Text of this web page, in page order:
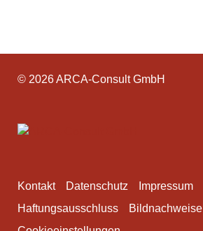
© 2026 ARCA-Consult GmbH
Kontakt Datenschutz
Impressum
Haftungsausschluss
Bildnachweise